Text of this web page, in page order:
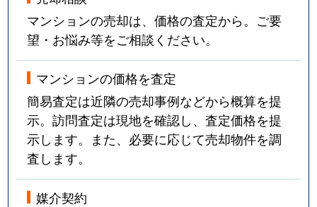
マンションの売却は、価格の査定から。ご要
望・お悩み等をご相談ください。
マンションの価格を査定
簡易査定は近隣の売却事例などから概算を提
示。訪問査定は現地を確認し、査定価格を提
示します。また、必要に応じて売却物件を調
査します。
媒介契約